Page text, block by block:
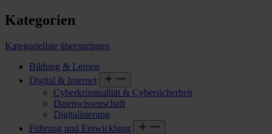
Kategorien
Kategorieliste überspringen
Bildung & Lernen
Digital & Internet
Cyberkriminalität & Cybersicherheit
Datenwissenschaft
Digitalisierung
Führung und Entwicklung